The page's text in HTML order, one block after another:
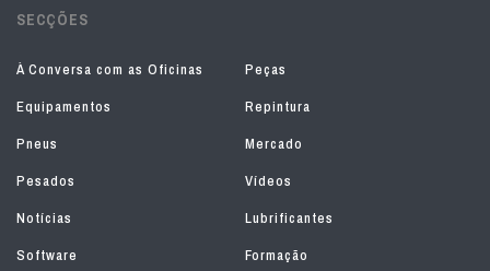
SECÇÕES
À Conversa com as Oficinas
Peças
Equipamentos
Repintura
Pneus
Mercado
Pesados
Vídeos
Notícias
Lubrificantes
Software
Formação